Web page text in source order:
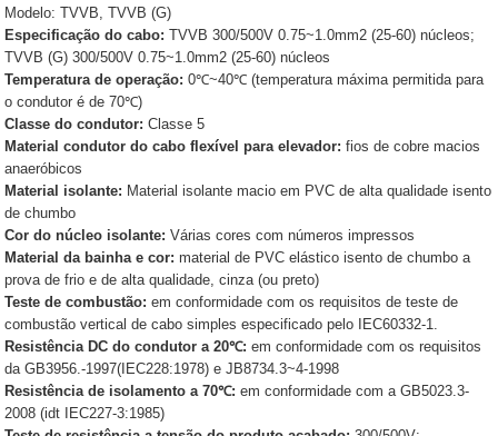
Modelo: TVVB, TVVB (G)
Especificação do cabo:
TVVB 300/500V 0.75~1.0mm2 (25-60) núcleos;
TVVB (G) 300/500V 0.75~1.0mm2 (25-60) núcleos
Temperatura de operação:0℃~40℃ (temperatura máxima permitida para
o condutor é de 70℃)
Classe do condutor:Classe 5
Material condutor do cabo flexível para elevador: fios de cobre macios
anaeróbicos
Material isolante: Material isolante macio em PVC de alta qualidade isento
de chumbo
Cor do núcleo isolante: Várias cores com números impressos
Material da bainha e cor: material de PVC elástico isento de chumbo a
prova de frio e de alta qualidade, cinza (ou preto)
Teste de combustão:em conformidade com os requisitos de teste de
combustão vertical de cabo simples especificado pelo IEC60332-1.
Resistência DC do condutor a 20℃: em conformidade com os requisitos
da GB3956.-1997(IEC228:1978) e JB8734.3~4-1998
Resistência de isolamento a 70℃: em conformidade com a GB5023.3-
2008 (idt IEC227-3:1985)